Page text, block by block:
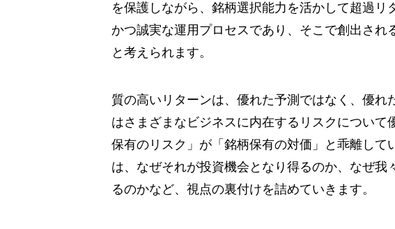
を保護しながら、銘柄選択能力を活かして超過リ
かつ誠実な運用プロセスであり、そこで創出され
と考えられます。
質の高いリターンは、優れた予測ではなく、優れ
はさまざまなビジネスに内在するリスクについて
保有のリスク」が「銘柄保有の対価」と乖離して
は、なぜそれが投資機会となり得るのか、なぜ我
るのかなど、視点の裏付けを詰めていきます。